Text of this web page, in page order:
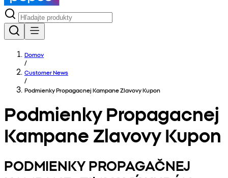
Domov
/
Customer News
/
Podmienky Propagacnej Kampane Zlavovy Kupon
Podmienky Propagacnej
Kampane Zlavovy Kupon
PODMIENKY PROPAGAČNEJ